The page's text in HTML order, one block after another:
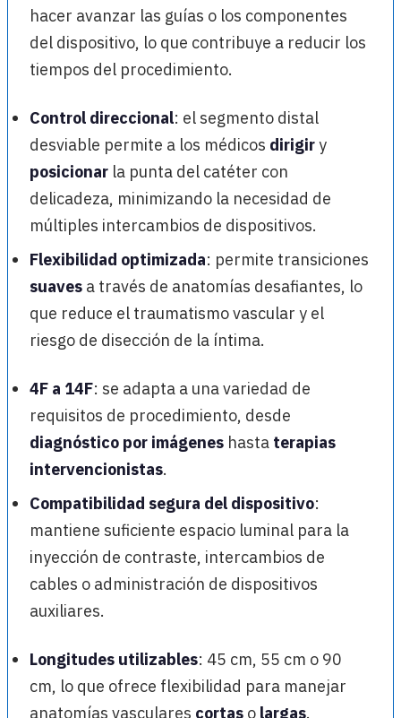
hacer avanzar las guías o los componentes
del dispositivo, lo que contribuye a reducir los
tiempos del procedimiento.
Control direccional: el segmento distal
desviable permite a los médicos dirigiry
posicionar la punta del catéter con
delicadeza, minimizando la necesidad de
múltiples intercambios de dispositivos.
Flexibilidad optimizada: permite transiciones
suaves a través de anatomías desafiantes, lo
que reduce el traumatismo vascular y el
riesgo de disección de la íntima.
4F a 14F: se adapta a una variedad de
requisitos de procedimiento, desde
diagnóstico por imágenes hasta terapias
intervencionistas.
Compatibilidad segura del dispositivo:
mantiene suficiente espacio luminal para la
inyección de contraste, intercambios de
cables o administración de dispositivos
auxiliares.
Longitudes utilizables: 45 cm, 55 cm o 90
cm, lo que ofrece flexibilidad para manejar
anatomías vasculares cortas o largas.